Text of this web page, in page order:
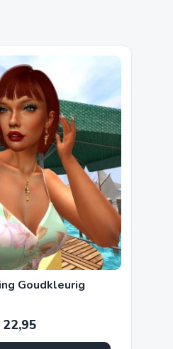
Goudkleurig
22,95